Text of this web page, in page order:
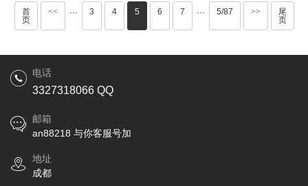
首
页
<< ··· 3 4 5 6 7 ··· 5/87 >>
尾
页
电话
3327318066 QQ
邮箱
an88218 与你客服号加
地址
成都